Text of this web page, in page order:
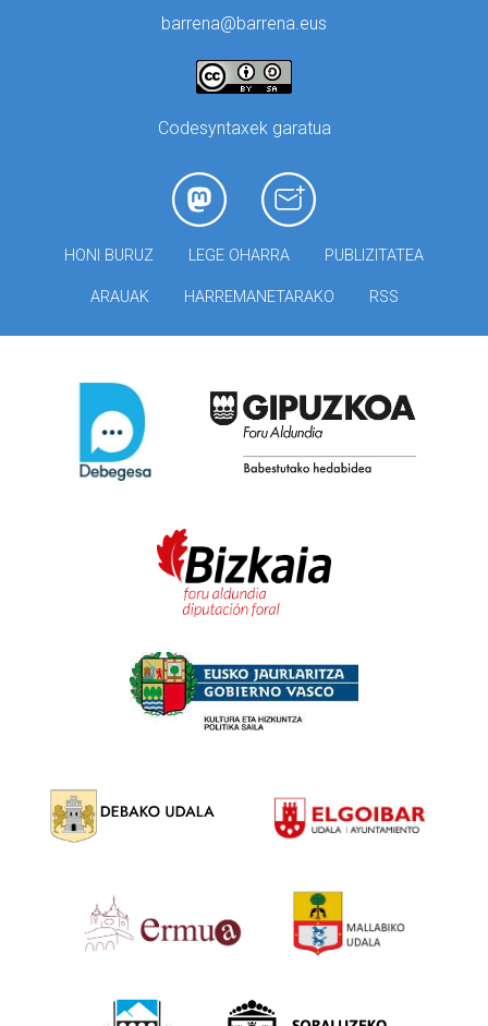
barrena@barrena.eus
Codesyntaxek garatua
HONI BURUZ LEGE OHARRA PUBLIZITATEA
ARAUAK HARREMANETARAKO RSS